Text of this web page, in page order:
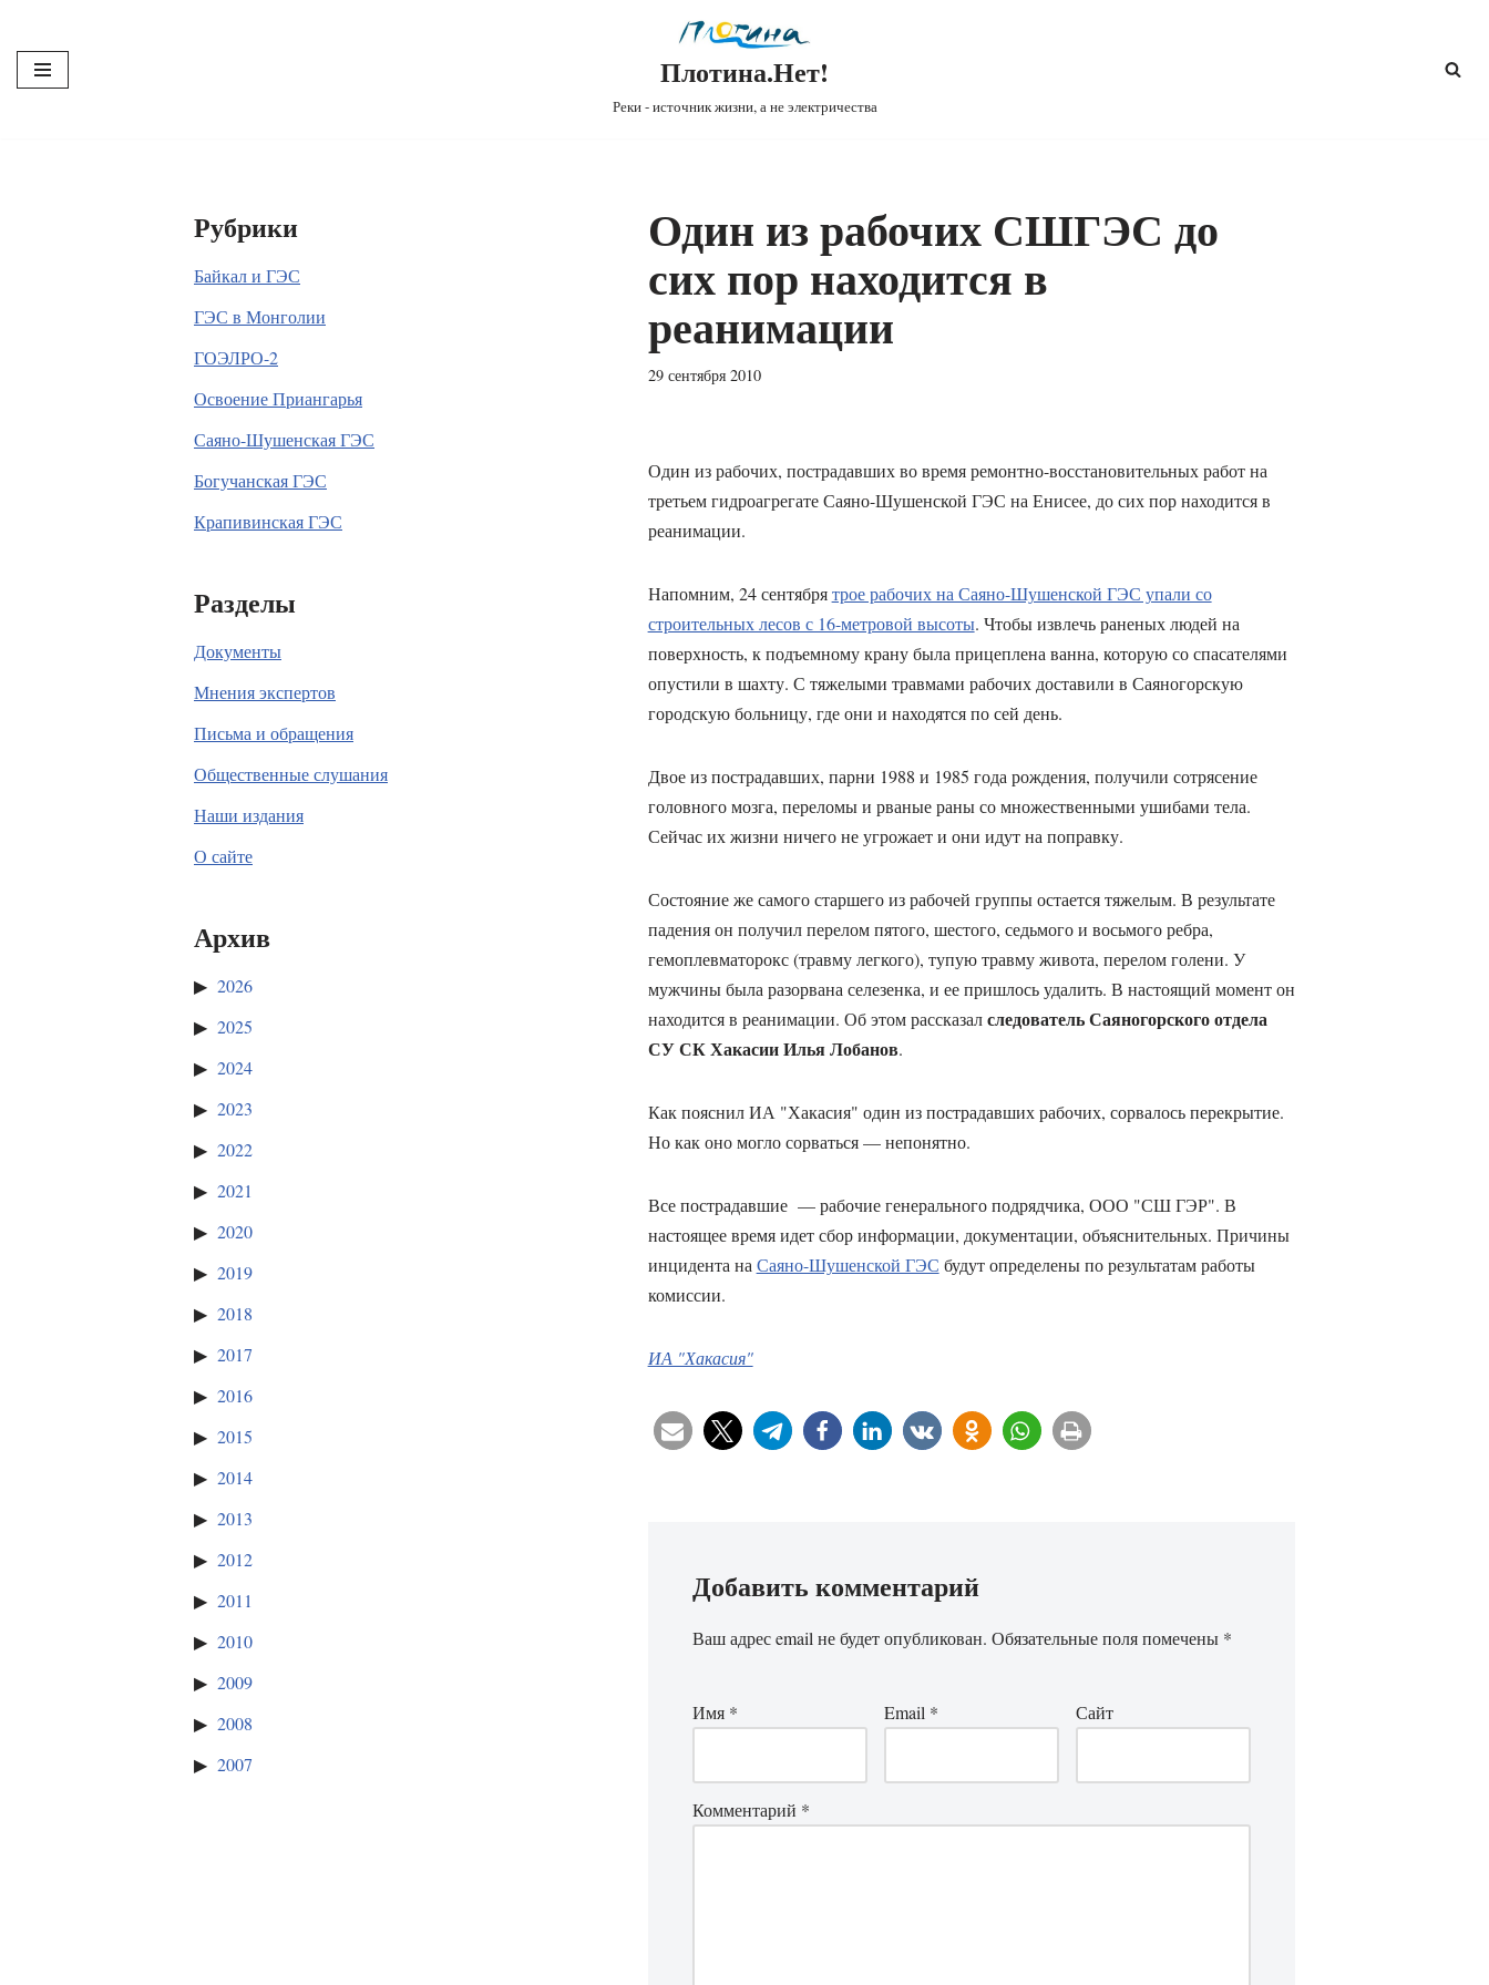
Перейти
к
Плотина.Нет!
Реки - источник жизни, а не электричества
Рубрики
Байкал и ГЭС
ГЭС в Монголии
ГОЭЛРО-2
Освоение Приангарья
Саяно-Шушенская ГЭС
Богучанская ГЭС
Крапивинская ГЭС
Разделы
Документы
Мнения экспертов
Письма и обращения
Общественные слушания
Наши издания
О сайте
Архив
2026
2025
2024
2023
2022
2021
2020
2019
2018
2017
2016
2015
2014
2013
2012
2011
2010
2009
2008
2007
Один из рабочих СШГЭС до
сих пор находится в
реанимации
29 сентября 2010
Один из рабочих, пострадавших во время ремонтно-восстановительных работ на
третьем гидроагрегате Саяно-Шушенской ГЭС на Енисее, до сих пор находится в
реанимации.
Напомним, 24 сентябрятрое рабочих на Саяно-Шушенской ГЭС упали со
строительных лесов с 16-метровой высоты. Чтобы извлечь раненых людей на
поверхность, к подъемному крану была прицеплена ванна, которую со спасателями
опустили в шахту. С тяжелыми травмами рабочих доставили в Саяногорскую
городскую больницу, где они и находятся по сей день.
Двое из пострадавших, парни 1988 и 1985 года рождения, получили сотрясение
головного мозга, переломы и рваные раны со множественными ушибами тела.
Сейчас их жизни ничего не угрожает и они идут на поправку.
Состояние же самого старшего из рабочей группы остается тяжелым. В результате
падения он получил перелом пятого, шестого, седьмого и восьмого ребра,
гемоплевматорокс (травму легкого), тупую травму живота, перелом голени. У
мужчины была разорвана селезенка, и ее пришлось удалить. В настоящий момент он
находится в реанимации. Об этом рассказалследователь Саяногорского отдела
СУ СК Хакасии Илья Лобанов.
Как пояснил ИА "Хакасия" один из пострадавших рабочих, сорвалось перекрытие.
Но как оно могло сорваться — непонятно.
Все пострадавшие — рабочие генерального подрядчика, ООО "СШ ГЭР". В
настоящее время идет сбор информации, документации, объяснительных. Причины
инцидента наСаяно-Шушенской ГЭС будут определены по результатам работы
комиссии.
ИА "Хакасия"
Добавить комментарий
Ваш адрес email не будет опубликован. Обязательные поля помечены *
Имя * Email * Сайт
Комментарий *